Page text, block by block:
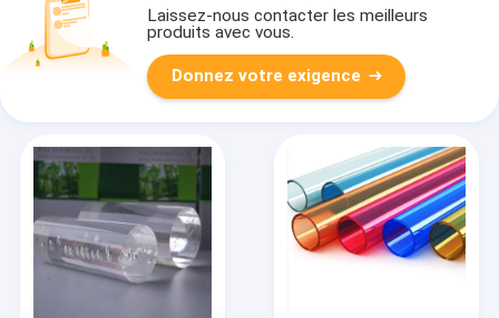
Laissez-nous contacter les meilleurs
produits avec vous.
Donnez votre exigence